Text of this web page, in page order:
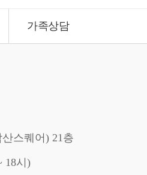
가족상담
스퀘어) 21층
18시)